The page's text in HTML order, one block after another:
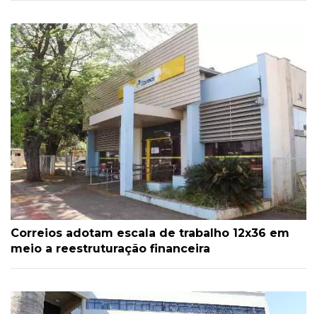
Correios adotam escala de trabalho 12x36 em
meio a reestruturação financeira